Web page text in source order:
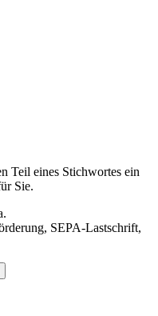
Teil eines Stichwortes ein
Sie.
SEPA-Lastschrift,